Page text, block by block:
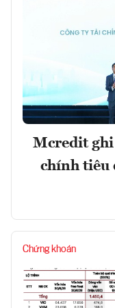
Mcredit ghi
chính tiêu
Chứng khoán